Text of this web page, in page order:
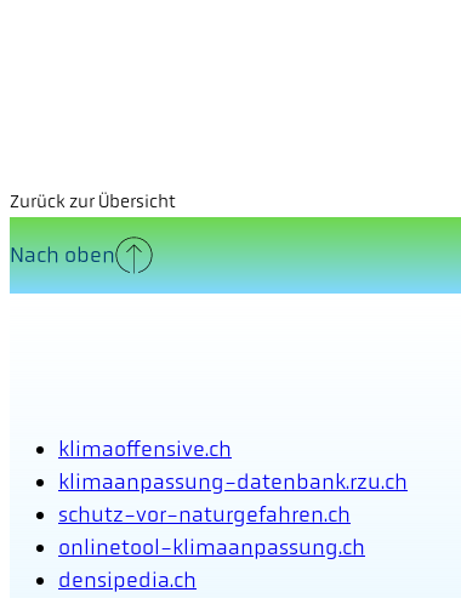
Zurück zur Übersicht
Nach oben
klimaoffensive.ch
klimaanpassung-datenbank.rzu.ch
schutz-vor-naturgefahren.ch
onlinetool-klimaanpassung.ch
densipedia.ch